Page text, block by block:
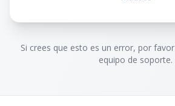
Si crees que esto es un error, por
equipo de soporte.